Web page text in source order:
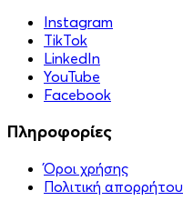
Instagram
TikTok
LinkedIn
YouTube
Facebook
Πληροφορίες
Όροι χρήσης
Πολιτική απορρήτου